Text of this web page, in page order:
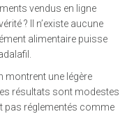
vendus en ligne
? Il n’existe aucune
alimentaire puisse
montrent une légère
résultats sont modestes
pas réglementés comme